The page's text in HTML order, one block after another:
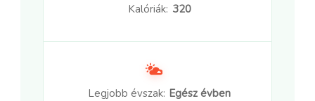
Kalóriák: 320
Legjobb évszak: Egész évben